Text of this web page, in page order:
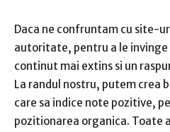
Daca ne confruntam cu site-
autoritate, pentru a le invinge
continut mai extins si un
La randul nostru, putem crea
care sa indice note pozitive,
pozitionarea organica. Toate